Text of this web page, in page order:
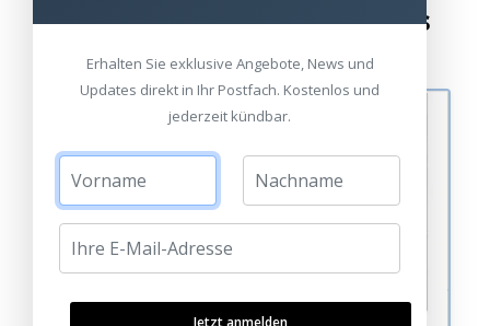
Unser Planungsprozess
Erhalten Sie exklusive Angebote, News und
Updates direkt in Ihr Postfach. Kostenlos und
jederzeit kündbar.
Jetzt anmelden